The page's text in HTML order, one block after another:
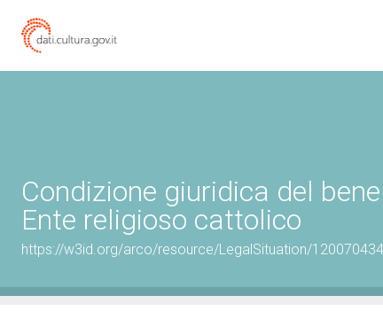
Condizione giuridica del
Ente religioso cattolico
https://w3id.org/arco/resource/LegalSituation/